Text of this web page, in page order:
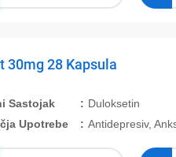
30mg 28 Kapsula
Sastojak
Duloksetin
Upotrebe
Antidepresiv,